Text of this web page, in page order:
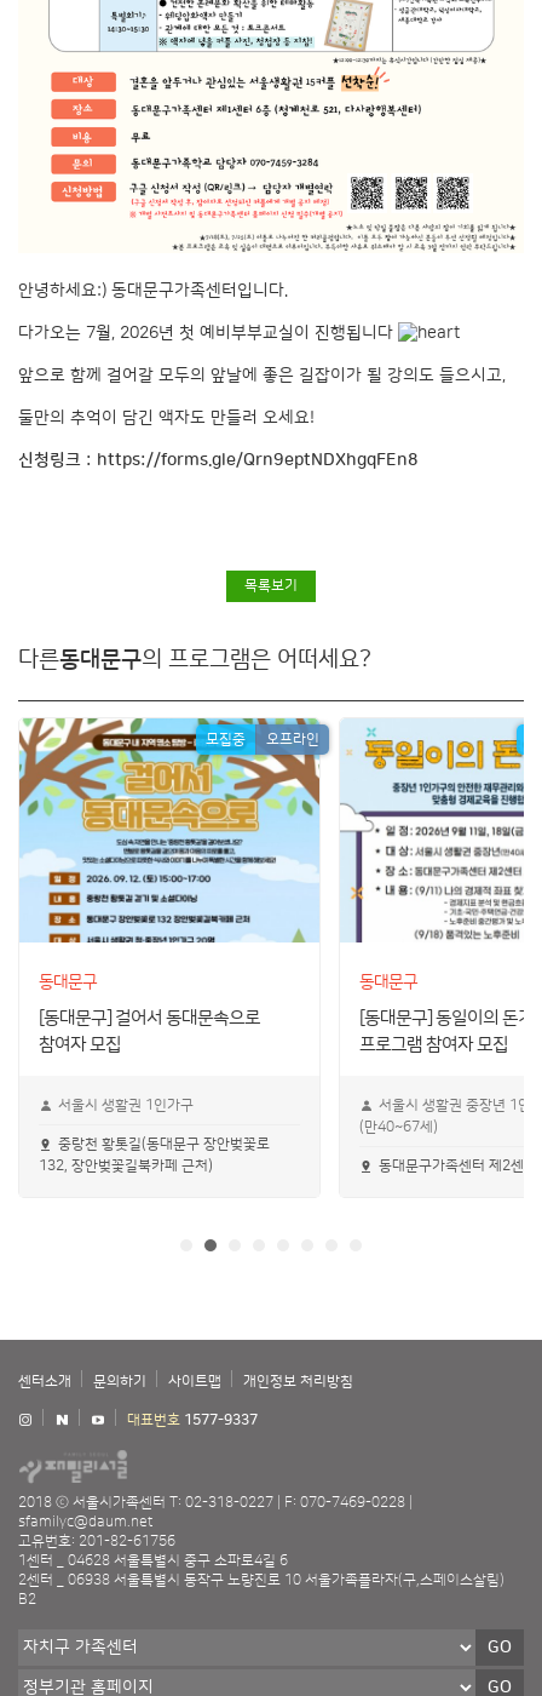
안녕하세요:) 동대문구가족센터입니다.
다가오는 7월, 2026년 첫 예비부부교실이 진행됩니다
앞으로 함께 걸어갈 모두의 앞날에 좋은 길잡이가 될 강의도 들으시고,
둘만의 추억이 담긴 액자도 만들러 오세요!
신청링크 : https://forms.gle/Qrn9eptNDXhgqFEn8
목록보기
다른동대문구의 프로그램은 어떠세요?
모집중 오프라인
동대문구
[동대문구] 걸어서 동대문속으로
참여자 모집
서울시 생활권 1인가구
중랑천 황톳길(동대문구 장안벚꽃로
132, 장안벚꽃길북카페 근처)
동대문구
[동대문구] 동일이의 돈기
프로그램 참여자 모집
서울시 생활권 중장년 1인
(만40~67세)
동대문구가족센터 제2센터
센터소개 문의하기 사이트맵 개인정보 처리방침
대표번호 1577-9337
2018 ⓒ 서울시가족센터 T: 02-318-0227
F: 070-7469-0228
sfamilyc@daum.net
고유번호: 201-82-61756
1센터 _ 04628 서울특별시 중구 소파로4길 6
2센터 _ 06938 서울특별시 동작구 노량진로 10 서울가족플라자(구,스페이스살림)
B2
GO
GO